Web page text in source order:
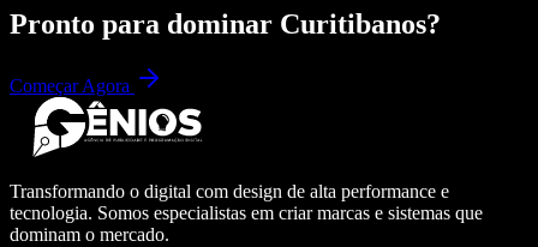
Pronto para dominar Curitibanos?
Começar Agora
Transformando o digital com design de alta performance e
tecnologia. Somos especialistas em criar marcas e sistemas que
dominam o mercado.